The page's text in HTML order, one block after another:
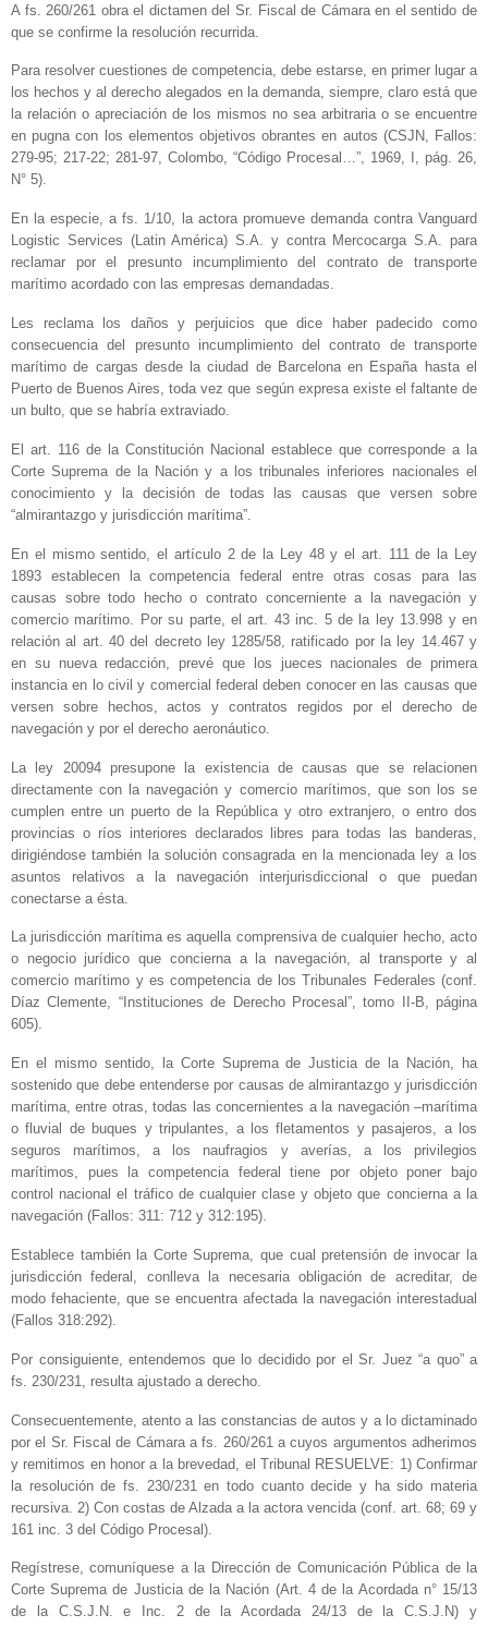
A fs. 260/261 obra el dictamen del Sr. Fiscal de Cámara en el sentido de
que se confirme la resolución recurrida.
Para resolver cuestiones de competencia, debe estarse, en primer lugar a
los hechos y al derecho alegados en la demanda, siempre, claro está que
la relación o apreciación de los mismos no sea arbitraria o se encuentre
en pugna con los elementos objetivos obrantes en autos (CSJN, Fallos:
279-95; 217-22; 281-97, Colombo, “Código Procesal…”, 1969, I, pág. 26,
N° 5).
En la especie, a fs. 1/10, la actora promueve demanda contra Vanguard
Logistic Services (Latin América) S.A. y contra Mercocarga S.A. para
reclamar por el presunto incumplimiento del contrato de transporte
marítimo acordado con las empresas demandadas.
Les reclama los daños y perjuicios que dice haber padecido como
consecuencia del presunto incumplimiento del contrato de transporte
marítimo de cargas desde la ciudad de Barcelona en España hasta el
Puerto de Buenos Aires, toda vez que según expresa existe el faltante de
un bulto, que se habría extraviado.
El art. 116 de la Constitución Nacional establece que corresponde a la
Corte Suprema de la Nación y a los tribunales inferiores nacionales el
conocimiento y la decisión de todas las causas que versen sobre
“almirantazgo y jurisdicción marítima”.
En el mismo sentido, el artículo 2 de la Ley 48 y el art. 111 de la Ley
1893 establecen la competencia federal entre otras cosas para las
causas sobre todo hecho o contrato concerniente a la navegación y
comercio marítimo. Por su parte, el art. 43 inc. 5 de la ley 13.998 y en
relación al art. 40 del decreto ley 1285/58, ratificado por la ley 14.467 y
en su nueva redacción, prevé que los jueces nacionales de primera
instancia en lo civil y comercial federal deben conocer en las causas que
versen sobre hechos, actos y contratos regidos por el derecho de
navegación y por el derecho aeronáutico.
La ley 20094 presupone la existencia de causas que se relacionen
directamente con la navegación y comercio marítimos, que son los se
cumplen entre un puerto de la República y otro extranjero, o entro dos
provincias o ríos interiores declarados libres para todas las banderas,
dirigiéndose también la solución consagrada en la mencionada ley a los
asuntos relativos a la navegación interjurisdiccional o que puedan
conectarse a ésta.
La jurisdicción marítima es aquella comprensiva de cualquier hecho, acto
o negocio jurídico que concierna a la navegación, al transporte y al
comercio marítimo y es competencia de los Tribunales Federales (conf.
Díaz Clemente, “Instituciones de Derecho Procesal”, tomo II-B, página
605).
En el mismo sentido, la Corte Suprema de Justicia de la Nación, ha
sostenido que debe entenderse por causas de almirantazgo y jurisdicción
marítima, entre otras, todas las concernientes a la navegación –marítima
o fluvial de buques y tripulantes, a los fletamentos y pasajeros, a los
seguros marítimos, a los naufragios y averías, a los privilegios
marítimos, pues la competencia federal tiene por objeto poner bajo
control nacional el tráfico de cualquier clase y objeto que concierna a la
navegación (Fallos: 311: 712 y 312:195).
Establece también la Corte Suprema, que cual pretensión de invocar la
jurisdicción federal, conlleva la necesaria obligación de acreditar, de
modo fehaciente, que se encuentra afectada la navegación interestadual
(Fallos 318:292).
Por consiguiente, entendemos que lo decidido por el Sr. Juez “a quo” a
fs. 230/231, resulta ajustado a derecho.
Consecuentemente, atento a las constancias de autos y a lo dictaminado
por el Sr. Fiscal de Cámara a fs. 260/261 a cuyos argumentos adherimos
y remitimos en honor a la brevedad, el Tribunal RESUELVE: 1) Confirmar
la resolución de fs. 230/231 en todo cuanto decide y ha sido materia
recursiva. 2) Con costas de Alzada a la actora vencida (conf. art. 68; 69 y
161 inc. 3 del Código Procesal).
Regístrese, comuníquese a la Dirección de Comunicación Pública de la
Corte Suprema de Justicia de la Nación (Art. 4 de la Acordada n° 15/13
de la C.S.J.N. e Inc. 2 de la Acordada 24/13 de la C.S.J.N) y